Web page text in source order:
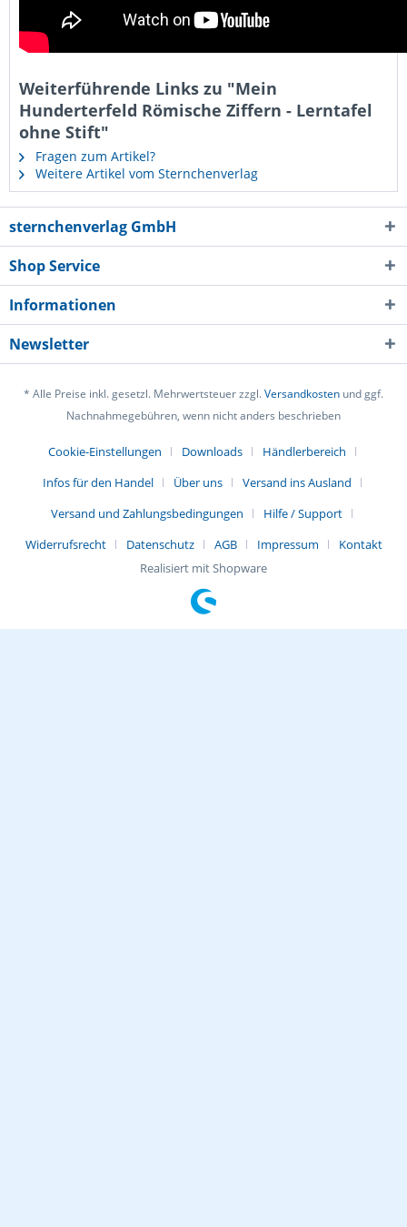
Weiterführende Links zu "Mein
Hunderterfeld Römische Ziffern - Lerntafel
ohne Stift"
Fragen zum Artikel?
Weitere Artikel vom Sternchenverlag
sternchenverlag GmbH
Shop Service
Informationen
Newsletter
* Alle Preise inkl. gesetzl. Mehrwertsteuer zzgl.Versandkosten und ggf.
Nachnahmegebühren, wenn nicht anders beschrieben
Cookie-Einstellungen Downloads
Händlerbereich
Infos für den Handel
Über uns
Versand ins Ausland
Versand und Zahlungsbedingungen
Hilfe / Support
Widerrufsrecht
Datenschutz AGB Impressum
Kontakt
Realisiert mit Shopware